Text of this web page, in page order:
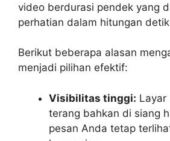
video berdurasi pendek yang
perhatian dalam hitungan
Berikut beberapa alasan
menjadi pilihan efektif:
Visibilitas tinggi: Layar
terang bahkan di siang
pesan Anda tetap